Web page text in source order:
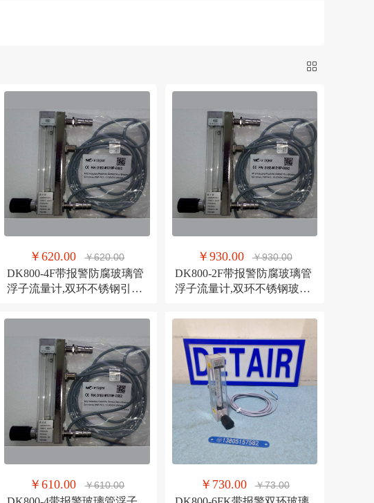
￥620.00 ￥620.00
DK800-4F带报警防腐玻璃管
浮子流量计,双环不锈钢引进
￥930.00 ￥930.00
DK800-2F带报警防腐玻璃管
浮子流量计,双环不锈钢玻璃
￥610.00 ￥610.00 ￥730.00 ￥73.00